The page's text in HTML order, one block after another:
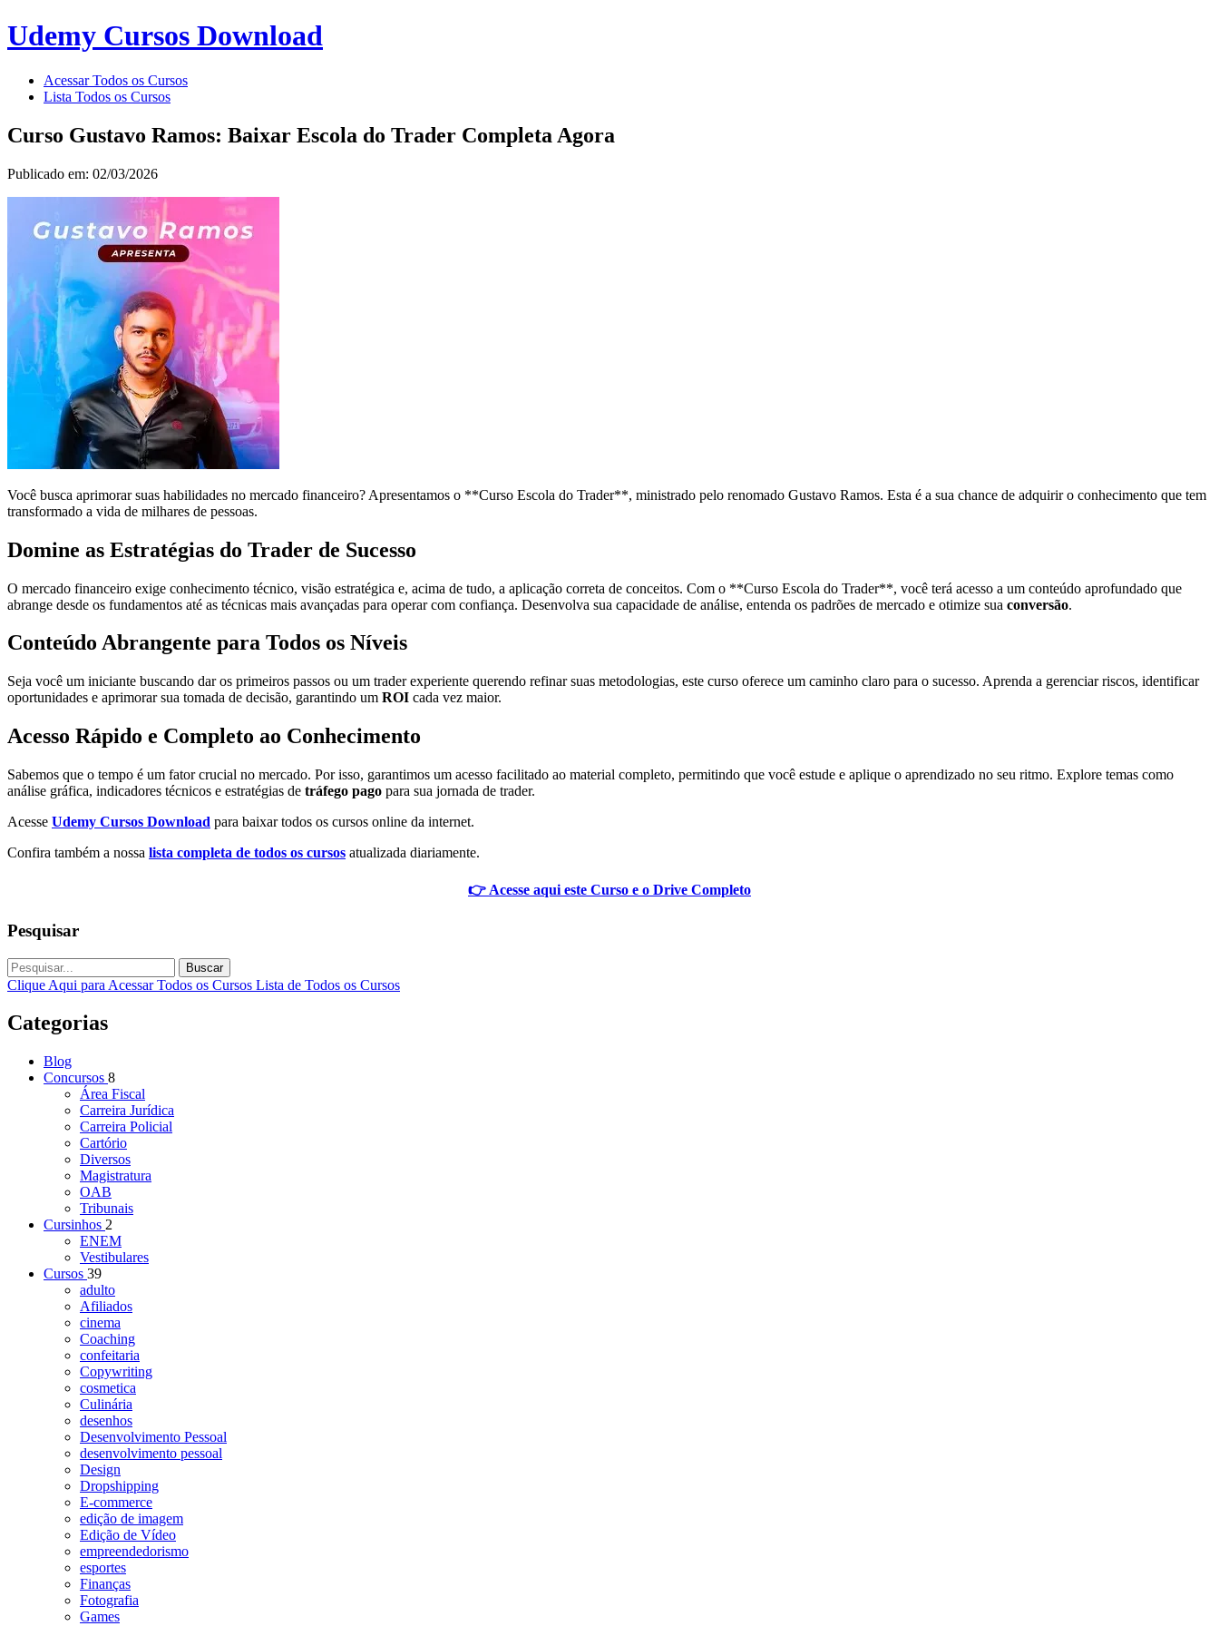
Udemy Cursos Download
Acessar Todos os Cursos
Lista Todos os Cursos
Curso Gustavo Ramos: Baixar Escola do Trader Completa Agora
Publicado em: 02/03/2026
Você busca aprimorar suas habilidades no mercado financeiro? Apresentamos o **Curso Escola do Trader**, ministrado pelo renomado Gustavo Ramos. Esta é a sua chance de adquirir o conhecimento que tem
transformado a vida de milhares de pessoas.
Domine as Estratégias do Trader de Sucesso
O mercado financeiro exige conhecimento técnico, visão estratégica e, acima de tudo, a aplicação correta de conceitos. Com o **Curso Escola do Trader**, você terá acesso a um conteúdo aprofundado que
abrange desde os fundamentos até as técnicas mais avançadas para operar com confiança. Desenvolva sua capacidade de análise, entenda os padrões de mercado e otimize sua conversão.
Conteúdo Abrangente para Todos os Níveis
Seja você um iniciante buscando dar os primeiros passos ou um trader experiente querendo refinar suas metodologias, este curso oferece um caminho claro para o sucesso. Aprenda a gerenciar riscos, identificar
oportunidades e aprimorar sua tomada de decisão, garantindo um ROI cada vez maior.
Acesso Rápido e Completo ao Conhecimento
Sabemos que o tempo é um fator crucial no mercado. Por isso, garantimos um acesso facilitado ao material completo, permitindo que você estude e aplique o aprendizado no seu ritmo. Explore temas como
análise gráfica, indicadores técnicos e estratégias de tráfego pago para sua jornada de trader.
Acesse Udemy Cursos Download para baixar todos os cursos online da internet.
Confira também a nossa lista completa de todos os cursos atualizada diariamente.
👉 Acesse aqui este Curso e o Drive Completo
Pesquisar
Buscar
Clique Aqui para Acessar Todos os Cursos Lista de Todos os Cursos
Categorias
Blog
Concursos 8
Área Fiscal
Carreira Jurídica
Carreira Policial
Cartório
Diversos
Magistratura
OAB
Tribunais
Cursinhos 2
ENEM
Vestibulares
Cursos 39
adulto
Afiliados
cinema
Coaching
confeitaria
Copywriting
cosmetica
Culinária
desenhos
Desenvolvimento Pessoal
desenvolvimento pessoal
Design
Dropshipping
E-commerce
edição de imagem
Edição de Vídeo
empreendedorismo
esportes
Finanças
Fotografia
Games